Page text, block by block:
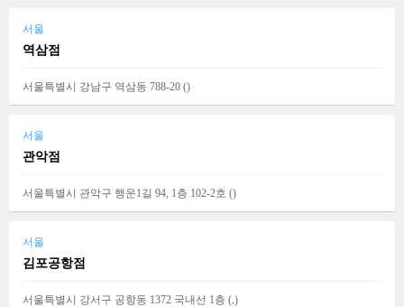
서울
역삼점
서울특별시 강남구 역삼동 788-20 ()
서울
관악점
서울특별시 관악구 행운1길 94, 1층 102-2호 ()
서울
김포공항점
서울특별시 강서구 공항동 1372 국내선 1층 (.)